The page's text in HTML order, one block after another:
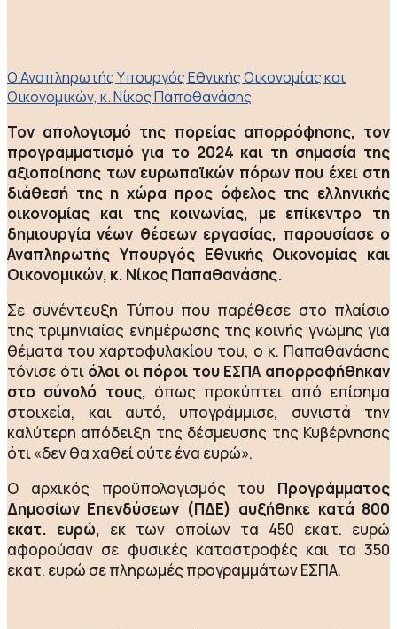
O Αναπληρωτής Υπουργός Εθνικής Οικονομίας και
Οικονομικών, κ. Νίκος Παπαθανάσης
Τον απολογισμό της πορείας απορρόφησης, τον
προγραμματισμό για το 2024 και τη σημασία της
αξιοποίησης των ευρωπαϊκών πόρων που έχει στη
διάθεσή της η χώρα προς όφελος της ελληνικής
οικονομίας και της κοινωνίας, με επίκεντρο τη
δημιουργία νέων θέσεων εργασίας, παρουσίασε ο
Αναπληρωτής Υπουργός Εθνικής Οικονομίας και
Οικονομικών, κ. Νίκος Παπαθανάσης.
Σε συνέντευξη Τύπου που παρέθεσε στο πλαίσιο
της τριμηνιαίας ενημέρωσης της κοινής γνώμης για
θέματα του χαρτοφυλακίου του, ο κ. Παπαθανάσης
τόνισε ότι όλοι οι πόροι του ΕΣΠΑ απορροφήθηκαν
στο σύνολό τους, όπως προκύπτει από επίσημα
στοιχεία, και αυτό, υπογράμμισε, συνιστά την
καλύτερη απόδειξη της δέσμευσης της Κυβέρνησης
ότι «δεν θα χαθεί ούτε ένα ευρώ».
Ο αρχικός προϋπολογισμός του Προγράμματος
Δημοσίων Επενδύσεων (ΠΔΕ) αυξήθηκε κατά 800
εκατ. ευρώ, εκ των οποίων τα 450 εκατ. ευρώ
αφορούσαν σε φυσικές καταστροφές και τα 350
εκατ. ευρώ σε πληρωμές προγραμμάτων ΕΣΠΑ.